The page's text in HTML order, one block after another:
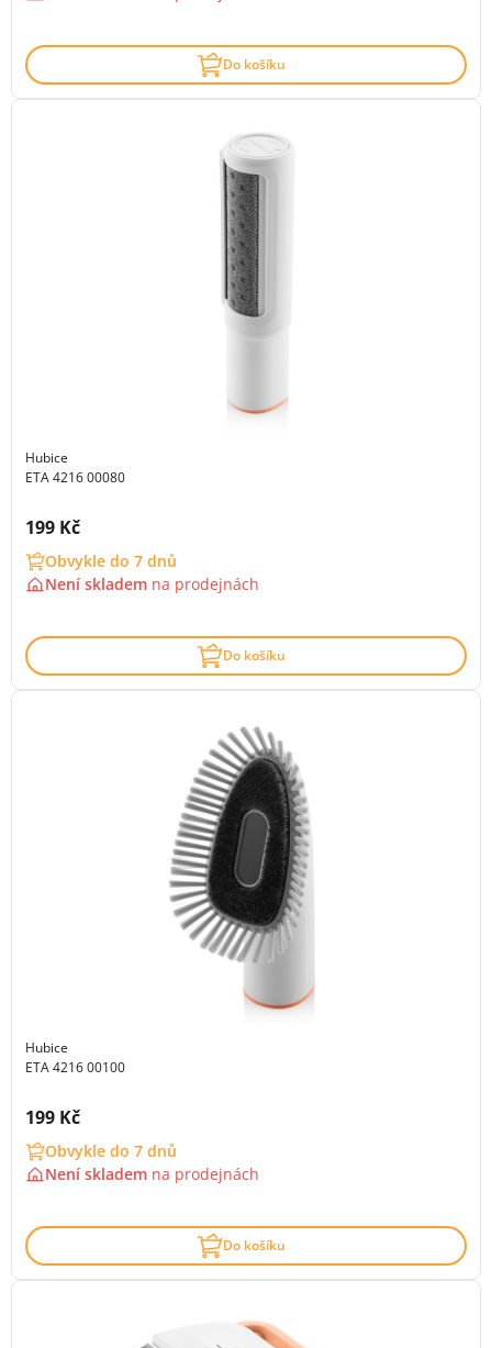
Do košíku
Hubice
ETA 4216 00080
Cena s DPH:
199 Kč
Obvykle do 7 dnů
Není skladem na prodejnách
Do košíku
Hubice
ETA 4216 00100
Cena s DPH:
199 Kč
Obvykle do 7 dnů
Není skladem na prodejnách
Do košíku